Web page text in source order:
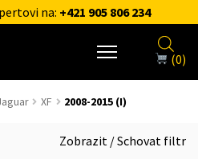
na: +421 905 806 234
(0)
XF 2008-2015 (I)
Zobrazit / Schovat filtr